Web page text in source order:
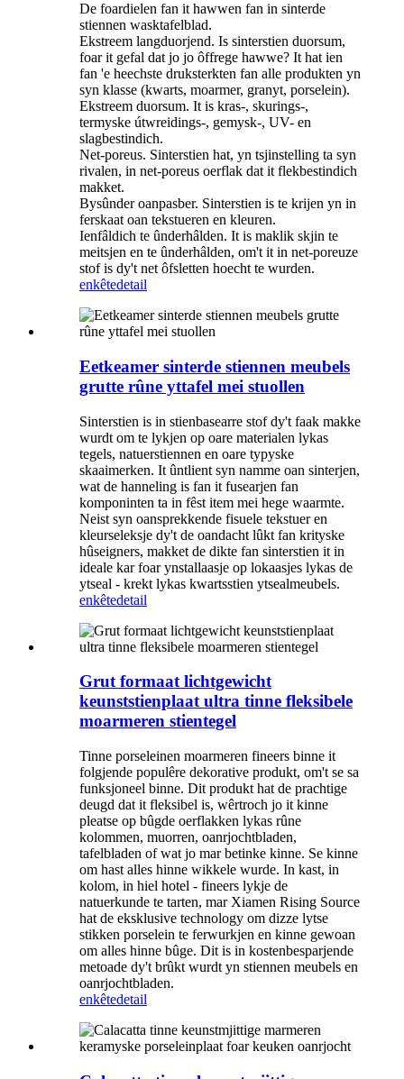
De foardielen fan it hawwen fan in sinterde
stiennen wasktafelblad.
Ekstreem langduorjend. Is sinterstien duorsum,
foar it gefal dat jo jo ôffrege hawwe? It hat ien
fan 'e heechste druksterkten fan alle produkten yn
syn klasse (kwarts, moarmer, granyt, porselein).
Ekstreem duorsum. It is kras-, skurings-,
termyske útwreidings-, gemysk-, UV- en
slagbestindich.
Net-poreus. Sinterstien hat, yn tsjinstelling ta syn
rivalen, in net-poreus oerflak dat it flekbestindich
makket.
Bysûnder oanpasber. Sinterstien is te krijen yn in
ferskaat oan tekstueren en kleuren.
Ienfâldich te ûnderhâlden. It is maklik skjin te
meitsjen en te ûnderhâlden, om't it in net-poreuze
stof is dy't net ôfsletten hoecht te wurden.
enkêtedetail
Eetkeamer sinterde stiennen meubels
grutte rûne yttafel mei stuollen
Sinterstien is in stienbasearre stof dy't faak makke
wurdt om te lykjen op oare materialen lykas
tegels, natuerstiennen en oare typyske
skaaimerken. It ûntlient syn namme oan sinterjen,
wat de hanneling is fan it fusearjen fan
komponinten ta in fêst item mei hege waarmte.
Neist syn oansprekkende fisuele tekstuer en
kleurseleksje dy't de oandacht lûkt fan krityske
hûseigners, makket de dikte fan sinterstien it in
ideale kar foar ynstallaasje op lokaasjes lykas de
ytseal - krekt lykas kwartsstien ytsealmeubels.
enkêtedetail
Grut formaat lichtgewicht
keunststienplaat ultra tinne fleksibele
moarmeren stientegel
Tinne porseleinen moarmeren fineers binne it
folgjende populêre dekorative produkt, om't se sa
funksjoneel binne. Dit produkt hat de prachtige
deugd dat it fleksibel is, wêrtroch jo it kinne
pleatse op bûgde oerflakken lykas rûne
kolommen, muorren, oanrjochtbladen,
tafelbladen of wat jo mar betinke kinne. Se kinne
om hast alles hinne wikkele wurde. In kast, in
kolom, in hiel hotel - fineers lykje de
natuerkunde te tarten, mar Xiamen Rising Source
hat de eksklusive technology om dizze lytse
stikken porselein te ferwurkjen en kinne gewoan
om alles hinne bûge. Dit is in kostenbesparjende
metoade dy't brûkt wurdt yn stiennen meubels en
oanrjochtbladen.
enkêtedetail